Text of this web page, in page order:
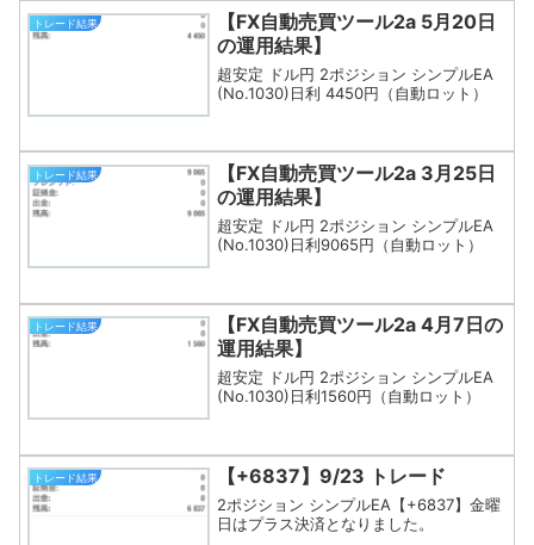
トレード結果
【FX自動売買ツール2a 5月20日
の運用結果】
超安定 ドル円 2ポジション シンプルEA
(No.1030)日利 4450円（自動ロット）
トレード結果
【FX自動売買ツール2a 3月25日
の運用結果】
超安定 ドル円 2ポジション シンプルEA
(No.1030)日利9065円（自動ロット）
トレード結果
【FX自動売買ツール2a 4月7日の
運用結果】
超安定 ドル円 2ポジション シンプルEA
(No.1030)日利1560円（自動ロット）
トレード結果 【+6837】9/23 トレード
2ポジション シンプルEA【+6837】金曜
日はプラス決済となりました。